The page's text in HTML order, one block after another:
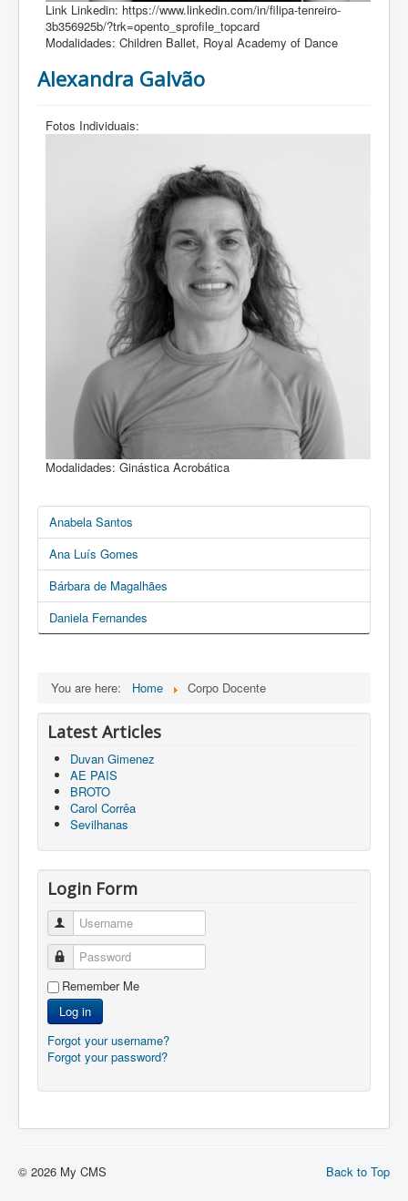
Link Linkedin: https://www.linkedin.com/in/filipa-tenreiro-
3b356925b/?trk=opento_sprofile_topcard
Modalidades: Children Ballet, Royal Academy of Dance
Alexandra Galvão
Fotos Individuais:
Modalidades: Ginástica Acrobática
Anabela Santos
Ana Luís Gomes
Bárbara de Magalhães
Daniela Fernandes
You are here: Home Corpo Docente
Latest Articles
Duvan Gimenez
AE PAIS
BROTO
Carol Corrêa
Sevilhanas
Login Form
Username
Password
Remember Me
Log in
Forgot your username?
Forgot your password?
Back to Top
© 2026 My CMS